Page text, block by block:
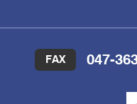
FAX 047-